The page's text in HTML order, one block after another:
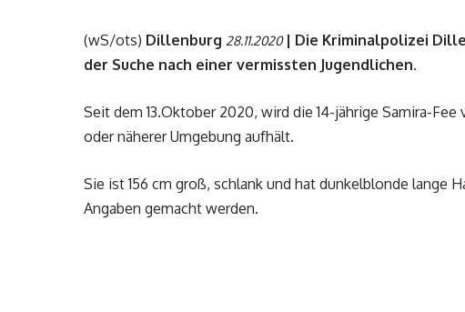
(wS/ots) Dillenburg 28.11.2020| Die Kriminalpolizei
der Suche nach einer vermissten Jugendlichen.
Seit dem 13.Oktober 2020, wird die 14-jährige Samira-
oder näherer Umgebung aufhält.
Sie ist 156 cm groß, schlank und hat dunkelblonde lange
Angaben gemacht werden.